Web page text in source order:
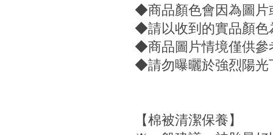
◆商品顏色會因為圖片
◆請以收到的實品顏色
◆商品圖片情境僅供參
◆請勿曝曬於強烈陽光
【棉被清潔保養】